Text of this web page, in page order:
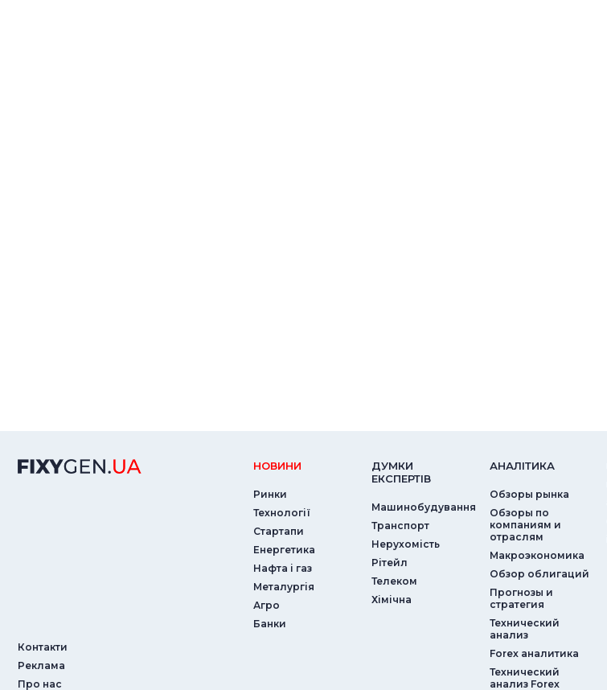
Контакти
Реклама
Про нас
НОВИНИ
Ринки
Технології
Стартапи
Енергетика
Нафта і газ
Металургія
Агро
Банки
ДУМКИ
ЕКСПЕРТIВ
Машинобудування
Транспорт
Нерухомість
Рітейл
Телеком
Хімічна
АНАЛIТИКА
Обзоры рынка
Обзоры по
компаниям и
отраслям
Макроэкономика
Обзор облигаций
Прогнозы и
стратегия
Технический
анализ
Forex аналитика
Технический
анализ Forex